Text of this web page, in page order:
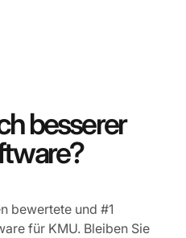
besserer
bewertete und #1
für KMU. Bleiben Sie